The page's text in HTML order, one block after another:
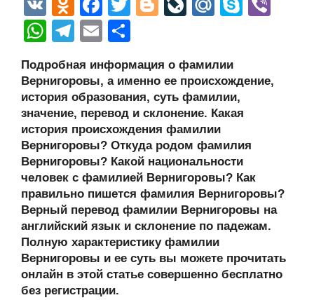
K
d
n
o
kl
a
ss
ni
ki
a
c
e
b
o
o
k
er g
er
J
o
ur
n
al
u
e
W
at
s
A
p
p
T
e
gr
a
m
E
ail р
а
в
и
ть
Подробная информация о фамилии
Вернигоровы, а именно ее происхождение,
история образования, суть фамилии,
значение, перевод и склонение. Какая
история происхождения фамилии
Вернигоровы? Откуда родом фамилия
Вернигоровы? Какой национальности
человек с фамилией Вернигоровы? Как
правильно пишется фамилия Вернигоровы?
Верный перевод фамилии Вернигоровы на
английский язык и склонение по падежам.
Полную характеристику фамилии
Вернигоровы и ее суть вы можете прочитать
онлайн в этой статье совершенно бесплатно
без регистрации.